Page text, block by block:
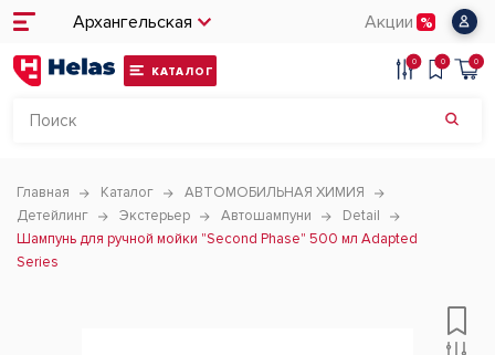
Архангельская Акции
КАТАЛОГ
0 0 0
Главная Каталог
АВТОМОБИЛЬНАЯ ХИМИЯ
Детейлинг
Экстерьер Автошампуни
Detail
Шампунь для ручной мойки "Second Phase" 500 мл Adapted
Series